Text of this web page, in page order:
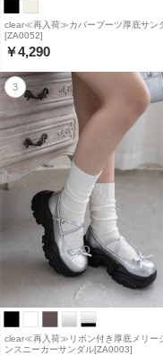
clear≪再入荷≫カバーブーツ厚底サン
[ZA0052]
￥4,290
clear≪再入荷≫リボン付き厚底メリー
ンスニーカーサンダル[ZA0003]